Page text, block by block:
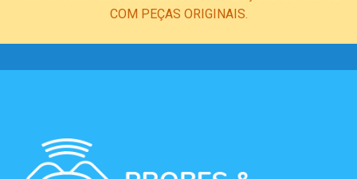
COM PEÇAS ORIGINAIS.